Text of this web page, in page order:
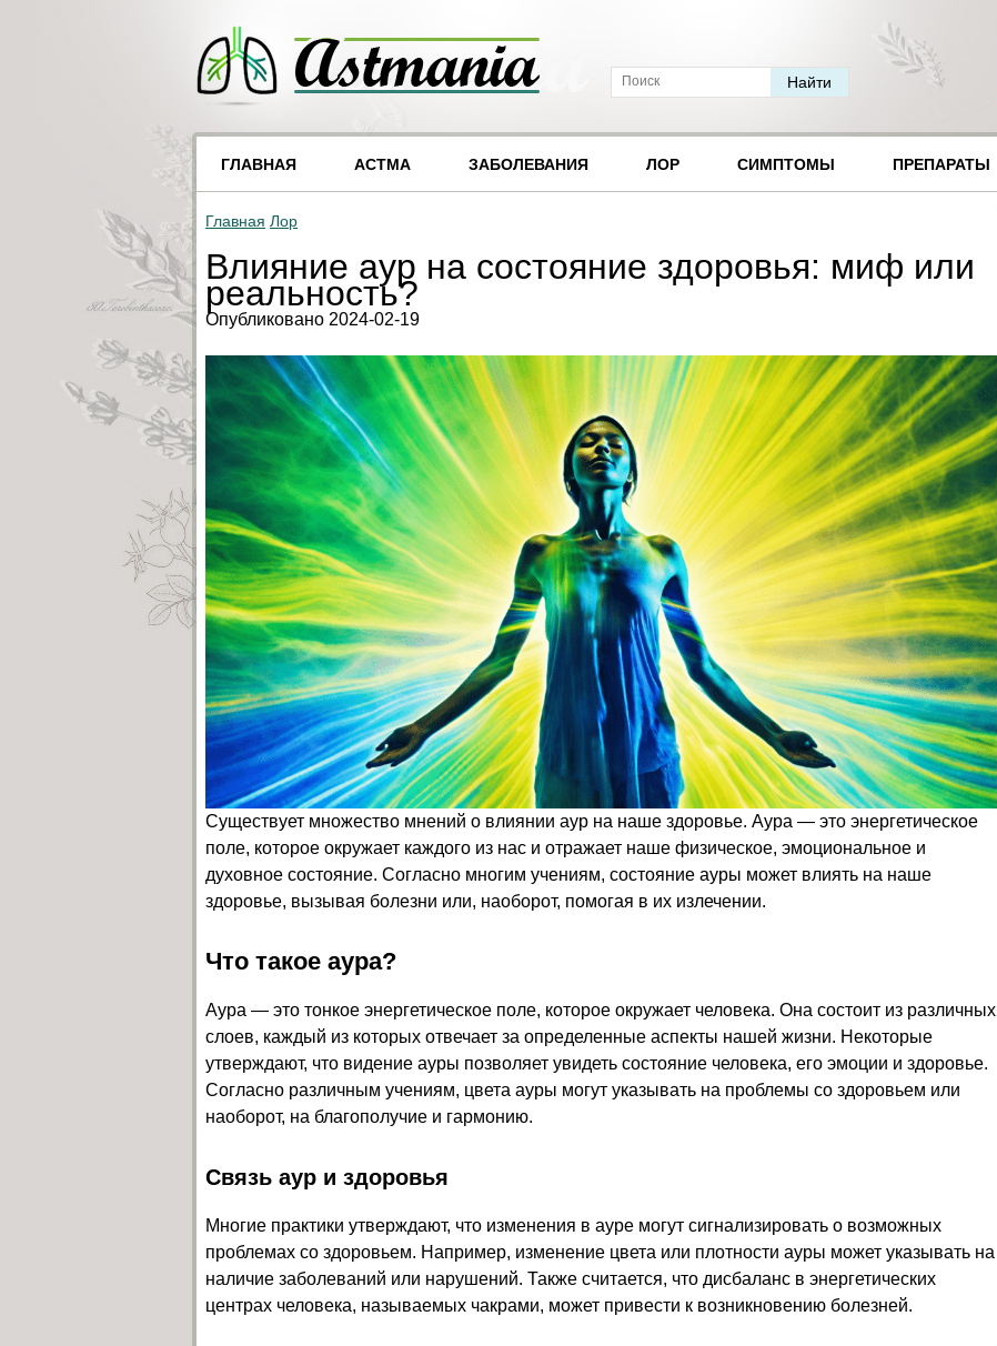
ГЛАВНАЯ АСТМА ЗАБОЛЕВАНИЯ ЛОР СИМПТОМЫ ПРЕПАРАТЫ
Главная Лор
Влияние аур на состояние здоровья: миф или
реальность?
Опубликовано 2024-02-19
Существует множество мнений о влиянии аур на наше здоровье. Аура — это энергетическое
поле, которое окружает каждого из нас и отражает наше физическое, эмоциональное и
духовное состояние. Согласно многим учениям, состояние ауры может влиять на наше
здоровье, вызывая болезни или, наоборот, помогая в их излечении.
Что такое аура?
Аура — это тонкое энергетическое поле, которое окружает человека. Она состоит из различных
слоев, каждый из которых отвечает за определенные аспекты нашей жизни. Некоторые
утверждают, что видение ауры позволяет увидеть состояние человека, его эмоции и здоровье.
Согласно различным учениям, цвета ауры могут указывать на проблемы со здоровьем или
наоборот, на благополучие и гармонию.
Связь аур и здоровья
Многие практики утверждают, что изменения в ауре могут сигнализировать о возможных
проблемах со здоровьем. Например, изменение цвета или плотности ауры может указывать на
наличие заболеваний или нарушений. Также считается, что дисбаланс в энергетических
центрах человека, называемых чакрами, может привести к возникновению болезней.